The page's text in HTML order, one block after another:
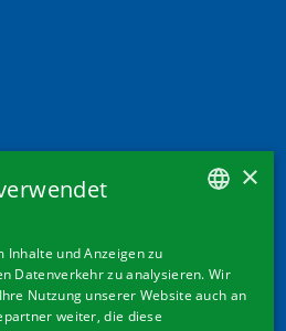
FRENCH
×
Inhalte und Anzeigen zu
Datenverkehr zu analysieren. Wir
Nutzung unserer Website auch an
weiter, die diese